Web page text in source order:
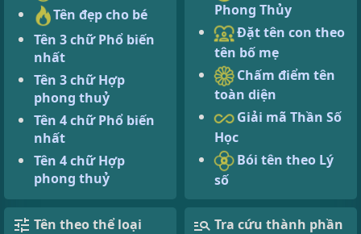
Tên đẹp cho bé
Tên 3 chữ Phổ biến
nhất
Tên 3 chữ Hợp
phong thuỷ
Tên 4 chữ Phổ biến
nhất
Tên 4 chữ Hợp
phong thuỷ
Phong Thủy
Đặt tên con theo
tên bố mẹ
Chấm điểm tên
toàn diện
Giải mã Thần Số
Học
Bói tên theo Lý
số
Tên theo thể loại
Tra cứu thành phần